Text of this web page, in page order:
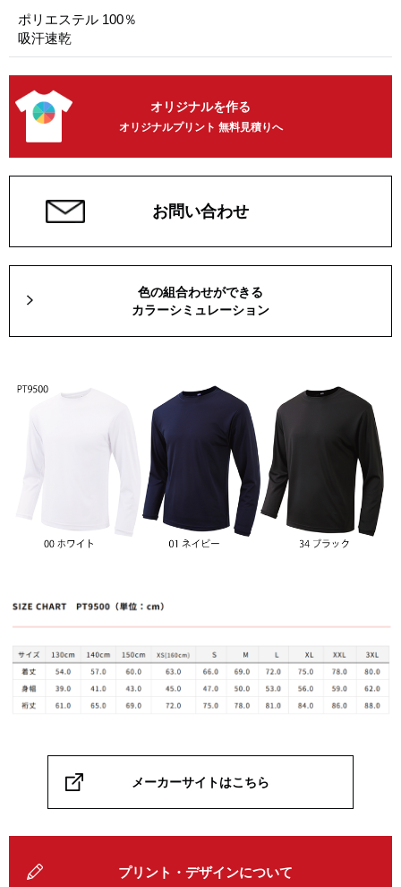
ポリエステル 100％
吸汗速乾
オリジナルを作る
オリジナルプリント 無料見積りへ
お問い合わせ
色の組合わせができる
カラーシミュレーション
メーカーサイトはこちら
プリント・デザインについて